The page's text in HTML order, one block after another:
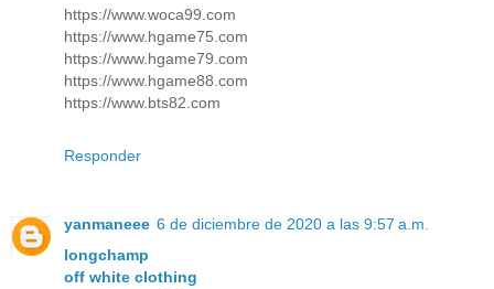
https://www.woca99.com
https://www.hgame75.com
https://www.hgame79.com
https://www.hgame88.com
https://www.bts82.com
Responder
yanmaneee 6 de diciembre de 2020 a las 9:57 a.m.
longchamp
off white clothing